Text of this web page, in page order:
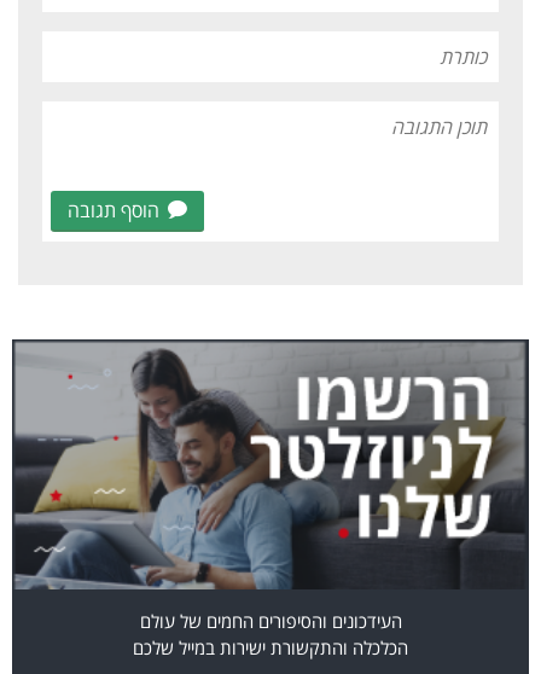
הוסף תגובה
העידכונים והסיפורים החמים של עולם
הכלכלה והתקשורת ישירות במייל שלכם